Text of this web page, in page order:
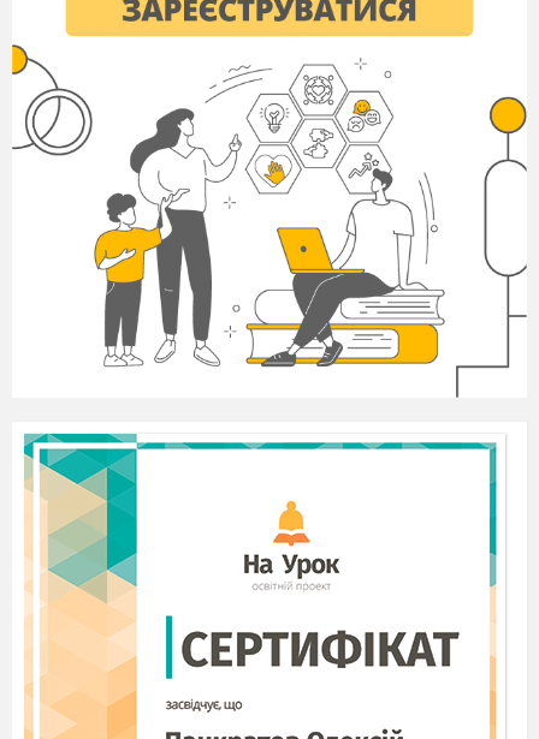
Хід уроку
I. Організаційний етап
▪ Привітання
Доброго дня, шановні учні! Ще 2400 років
тому китайський педагог Конфуцій сказав:
«Те, що я чую - я забуваю. Те, що я бачу і
чую – я трохи пам’ятаю. Те, що я чую, бачу
і обговорюю – я починаю розуміти. Коли я
чую, бачу, обговорюю і роблю – набуваю
знань і навичок».
Тож, запрошую вас до співпраці.
до уроку.
II. Перевірка домашнього завдання
▪ Перевірка письмового завдання біля
дошки
III. Формулювання мети й завдань
уроку, мотивація навчальної діяльності
▪ Оголошення теми уроку
▪ Формулювання разом з учнями мети й
завдань уроку